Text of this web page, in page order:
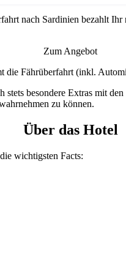
nach Sardinien bezahlt Ihr
Zum Angebot
die Fährüberfahrt (inkl.
besondere Extras mit
zu können.
Über das Hotel
wichtigsten Facts: